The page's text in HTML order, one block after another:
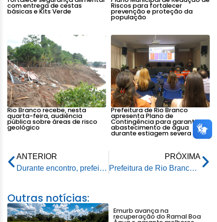
com entrega de cestas
básicas e Kits Verde
Riscos para fortalecer
prevenção e proteção da
população
Rio Branco recebe, nesta
quarta-feira, audiência
pública sobre áreas de risco
geológico
Prefeitura de Rio Branco
apresenta Plano de
Contingência para garantir
abastecimento de água
durante estiagem severa
ANTERIOR
Durante encontro, prefeito de Rio Branco e deputado federal reafirmam parceria na criação de projetos para Rio Branco
PRÓXIMA
Prefeitura de Rio Branco realiza ação voltada para a Semana do Bebê
Outras notícias:
Emurb avança na
recuperação do Ramal Boa